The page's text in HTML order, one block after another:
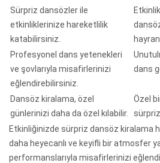
Sürpriz dansözler ile
etkinliklerinize hareketlilik
katabilirsiniz.
Profesyonel dans yetenekleri
ve şovlarıyla misafirlerinizi
eğlendirebilirsiniz.
dans
Dansöz kiralama, özel
günlerinizi daha da özel kılabilir.
Özel
Etkinliğinizde sürpriz dansöz kiralama
daha heyecanlı ve keyifli bir atmosfer
performanslarıyla misafirlerinizi